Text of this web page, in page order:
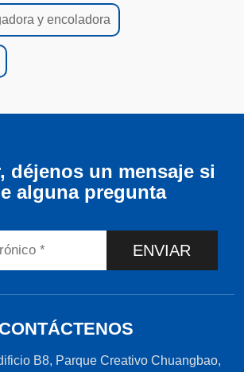
y encoladora
déjenos un mensaje si
alguna pregunta
ENVIAR
CONTÁCTENOS
B8, Parque Creativo Chuangbao,